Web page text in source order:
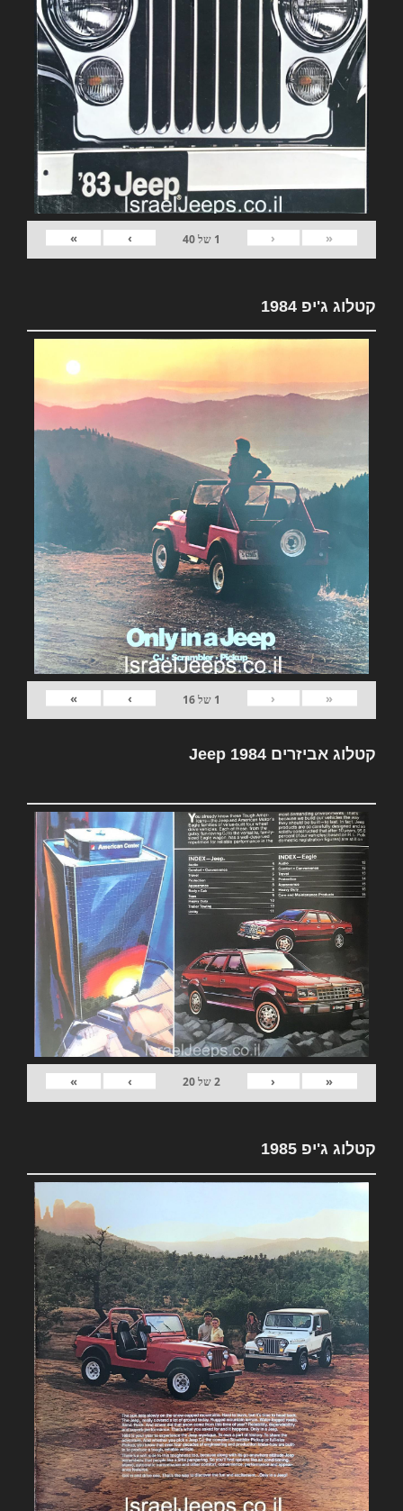
«
‹
1 של40
›
»
קטלוג ג'יפ 1984
«
‹
1 של16
›
»
קטלוג אביזרים Jeep 1984
«
‹
2של20
›
»
קטלוג ג'יפ 1985